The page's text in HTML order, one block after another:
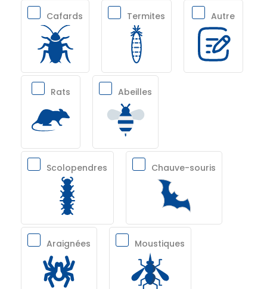
Cafards Termites Autre
Rats Abeilles
Scolopendres Chauve-souris
Araignées Moustiques